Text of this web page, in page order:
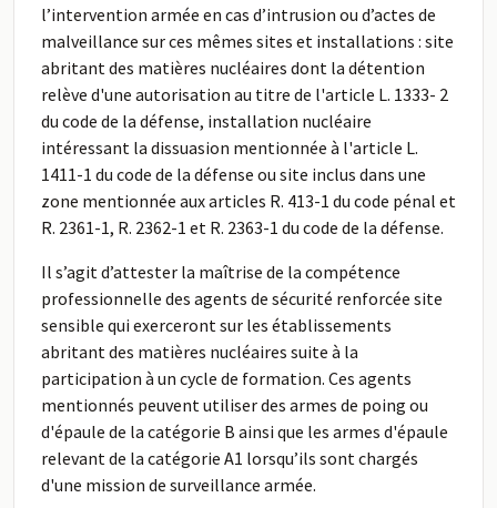
l’intervention armée en cas d’intrusion ou d’actes de
malveillance sur ces mêmes sites et installations : site
abritant des matières nucléaires dont la détention
relève d'une autorisation au titre de l'article L. 1333- 2
du code de la défense, installation nucléaire
intéressant la dissuasion mentionnée à l'article L.
1411-1 du code de la défense ou site inclus dans une
zone mentionnée aux articles R. 413-1 du code pénal et
R. 2361-1, R. 2362-1 et R. 2363-1 du code de la défense.
Il s’agit d’attester la maîtrise de la compétence
professionnelle des agents de sécurité renforcée site
sensible qui exerceront sur les établissements
abritant des matières nucléaires suite à la
participation à un cycle de formation. Ces agents
mentionnés peuvent utiliser des armes de poing ou
d'épaule de la catégorie B ainsi que les armes d'épaule
relevant de la catégorie A1 lorsqu’ils sont chargés
d'une mission de surveillance armée.